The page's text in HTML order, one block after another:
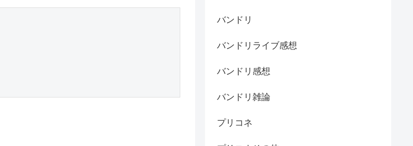
バンドリ
バンドリライブ感想
バンドリ感想
バンドリ雑論
プリコネ